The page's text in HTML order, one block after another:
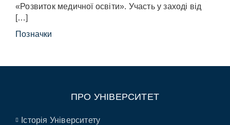
«Розвиток медичної освіти». Участь у заході від
[…]
Позначки
ПРО УНІВЕРСИТЕТ
Історія Університету